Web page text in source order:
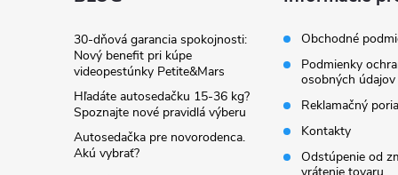
30-dňová garancia spokojnosti:
Nový benefit pri kúpe
videopestúnky Petite&Mars
Hľadáte autosedačku 15-36 kg?
Spoznajte nové pravidlá výberu
Autosedačka pre novorodenca.
Akú vybrať?
Obchodné
Podmienky
osobných údajov
Reklamačný
Kontakty
Odstúpenie od